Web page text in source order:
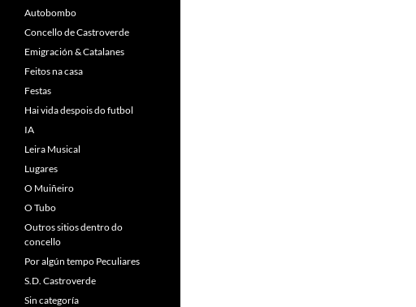
Autobombo
Concello de Castroverde
Emigración & Catalanes
Feitos na casa
Festas
Hai vida despois do futbol
IA
Leira Musical
Lugares
O Muiñeiro
O Tubo
Outros sitios dentro do
concello
Por algún tempo Peculiares
S.D. Castroverde
Sin categoría